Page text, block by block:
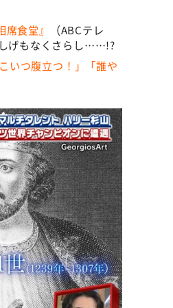
席食堂』
（ABCテレ
げもなくさらし……!?
いつ腹立つ！」「誰や